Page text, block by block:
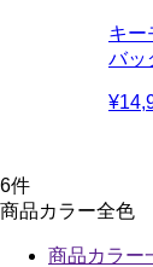
キー
バッ
6件
商品カラー全色
商品カラー